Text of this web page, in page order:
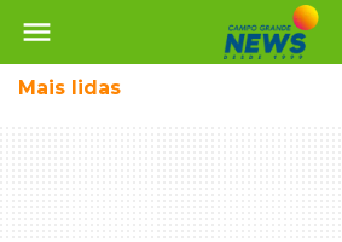
menu
Mais lidas